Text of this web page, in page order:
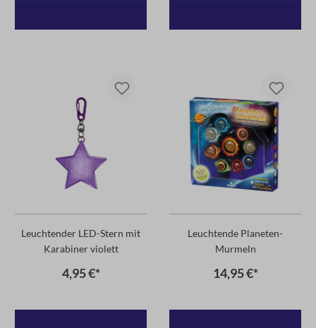
Leuchtender LED-Stern mit
Karabiner violett
4,95 €*
Leuchtende Planeten-
Murmeln
14,95 €*